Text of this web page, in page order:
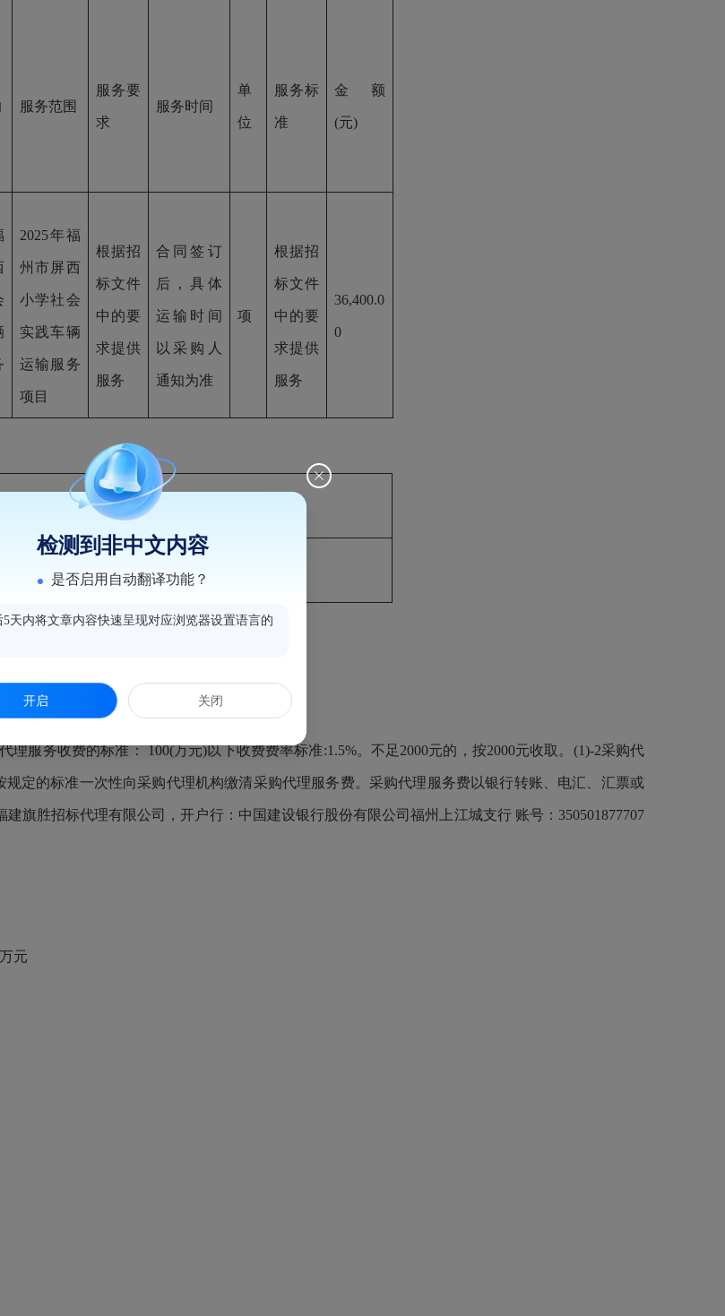
服务范围
服务要
求
服务时间
单
位
服务标
准
金额
(元)
2025年福
州市屏西
小学社会
实践车辆
运输服务
项目
根据招
标文件
中的要
求提供
服务
合同签订
后，具体
运输时间
以采购人
通知为准
项
根据招
标文件
中的要
求提供
服务
36,400.0
0
叶笃志
张明、 卢申
服务收费的标准： 100(万元)以下收费费率标准:1.5%。不足2000元的，按2000元收取。(1)-2采购代
定的标准一次性向采购代理机构缴清采购代理服务费。采购代理服务费以银行转账、电汇、汇票或
旗胜招标代理有限公司，开户行：中国建设银行股份有限公司福州上江城支行 账号：350501877707
元
检测到非中文内容
是否启用自动翻译功能？
5天内将文章内容快速呈现对应浏览器设置语言的
开启 关闭